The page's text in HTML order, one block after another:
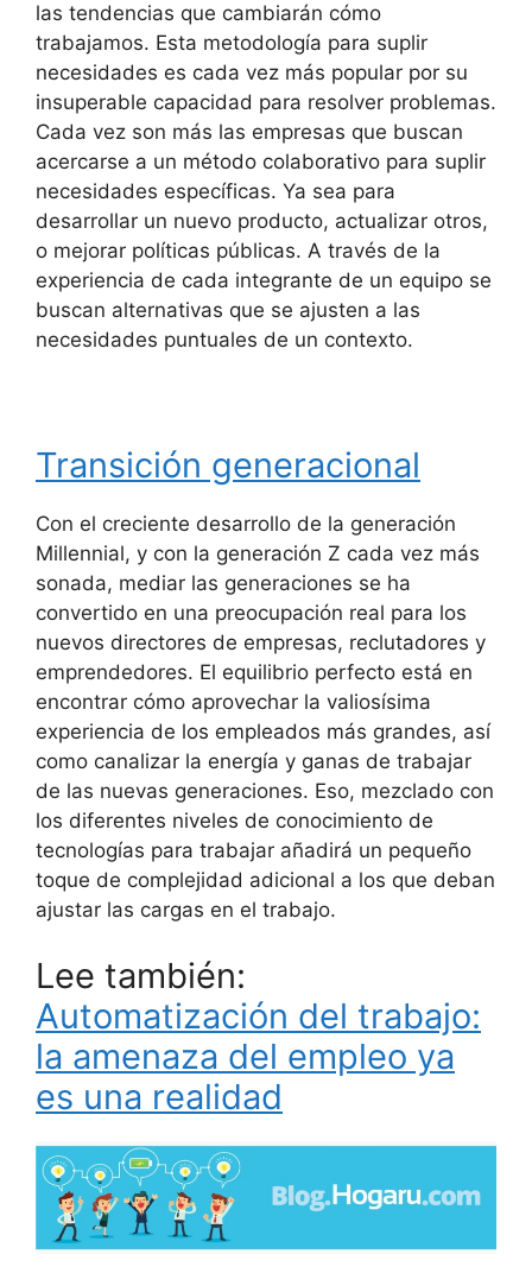
las tendencias que cambiarán cómo
trabajamos. Esta metodología para suplir
necesidades es cada vez más popular por su
insuperable capacidad para resolver problemas.
Cada vez son más las empresas que buscan
acercarse a un método colaborativo para suplir
necesidades específicas. Ya sea para
desarrollar un nuevo producto, actualizar otros,
o mejorar políticas públicas. A través de la
experiencia de cada integrante de un equipo se
buscan alternativas que se ajusten a las
necesidades puntuales de un contexto.
Transición generacional
Con el creciente desarrollo de la generación
Millennial, y con la generación Z cada vez más
sonada, mediar las generaciones se ha
convertido en una preocupación real para los
nuevos directores de empresas, reclutadores y
emprendedores. El equilibrio perfecto está en
encontrar cómo aprovechar la valiosísima
experiencia de los empleados más grandes, así
como canalizar la energía y ganas de trabajar
de las nuevas generaciones. Eso, mezclado con
los diferentes niveles de conocimiento de
tecnologías para trabajar añadirá un pequeño
toque de complejidad adicional a los que deban
ajustar las cargas en el trabajo.
Lee también:
Automatización del trabajo:
la amenaza del empleo ya
es una realidad